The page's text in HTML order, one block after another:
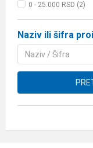
0 - 25.000 RSD (2)
Naziv ili šifra